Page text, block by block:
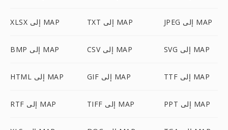
XLSX إلى MAP TXT إلى MAP JPEG إلى MAP
BMP إلى MAP CSV إلى MAP SVG إلى MAP
HTML إلى MAP GIF إلى MAP TTF إلى MAP
RTF إلى MAP TIFF إلى MAP PPT إلى MAP